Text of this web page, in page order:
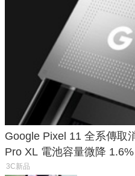
Google Pixel 11 全系傳取
Pro XL 電池容量微降 1.6%
3C新品